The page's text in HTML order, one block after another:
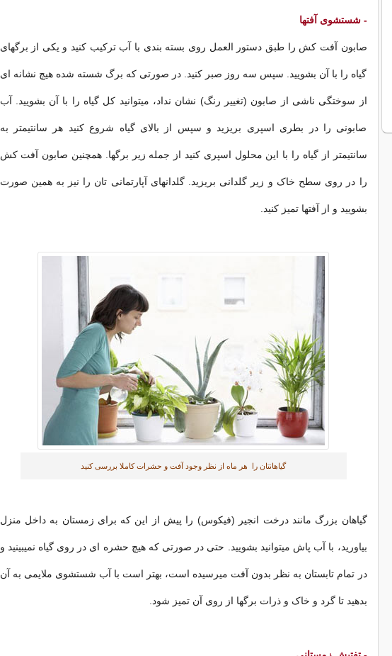
- شستشوی آفتها
صابون آفت کش را طبق دستور العمل روی بسته بندی با آب ترکیب کنید و یکی از برگهای
گیاه را با آن بشویید. سپس سه روز صبر کنید. در صورتی که برگ شسته شده هیچ نشانه ای
از سوختگی ناشی از صابون (تغییر رنگ) نشان نداد، میتوانید کل گیاه را با آن بشویید. آب
صابونی را در بطری اسپری بریزید و سپس از بالای گیاه شروع کنید هر سانتیمتر به
سانتیمتر از گیاه را با این محلول اسپری کنید از جمله زیر برگها. همچنین صابون آفت کش
را در روی سطح خاک و زیر گلدانی بریزید. گلدانهای آپارتمانی تان را نیز به همین صورت
بشویید و از آفتها تمیز کنید.
گیاهانتان را هر ماه از نظر وجود آفت و حشرات کاملا بررسی کنید
گیاهان بزرگ مانند درخت انجیر (فیکوس) را پیش از این که برای زمستان به داخل منزل
بیاورید، با آب پاش میتوانید بشویید. حتی در صورتی که هیچ حشره ای در روی گیاه نمیبینید و
در تمام تابستان به نظر بدون آفت میرسیده است، بهتر است با آب شستشوی ملایمی به آن
بدهید تا گرد و خاک و ذرات برگها از روی آن تمیز شود.